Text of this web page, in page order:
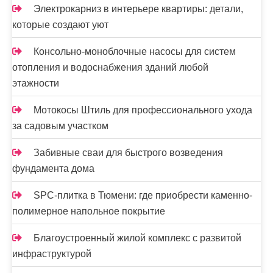
я
м
Электрокарниз в интерьере квартиры: детали,
которые создают уют
Консольно-моноблочные насосы для систем
отопления и водоснабжения зданий любой
этажности
Мотокосы Штиль для профессионального ухода
за садовым участком
Забивные сваи для быстрого возведения
фундамента дома
SPC-плитка в Тюмени: где приобрести каменно-
полимерное напольное покрытие
Благоустроенный жилой комплекс с развитой
инфраструктурой